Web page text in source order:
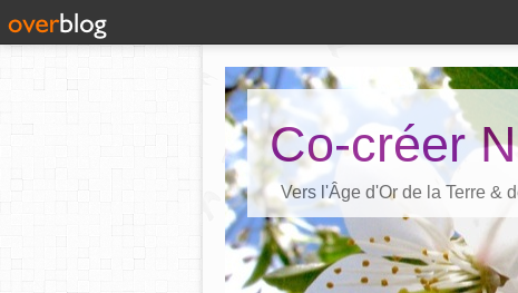
Co-créer
Vers l'Âge d'Or de la Terre &